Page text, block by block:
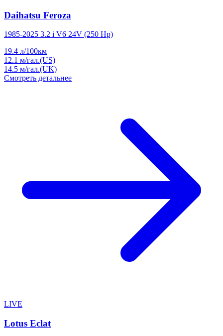
Daihatsu Feroza
1985-2025 3.2 i V6 24V (250 Hp)
19.4 л/100км
12.1 м/гал.(US)
14.5 м/гал.(UK)
Смотреть детальнее
LIVE
Lotus Eclat